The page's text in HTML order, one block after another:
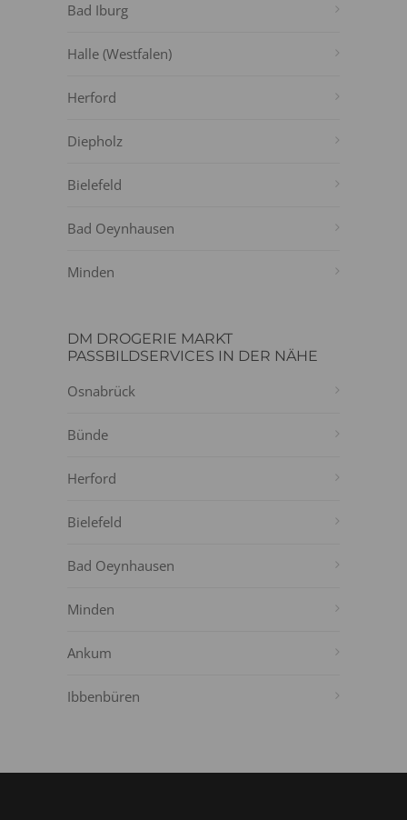
Bad Iburg
Halle (Westfalen)
Herford
Diepholz
Bielefeld
Bad Oeynhausen
Minden
DM DROGERIE MARKT
PASSBILDSERVICES IN DER NÄHE
Osnabrück
Bünde
Herford
Bielefeld
Bad Oeynhausen
Minden
Ankum
Ibbenbüren